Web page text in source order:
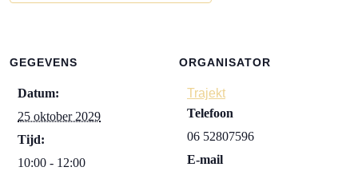
GEGEVENS
Datum:
25 oktober 2029
Tijd:
10:00 - 12:00
ORGANISATOR
Trajekt
Telefoon
06 52807596
E-mail